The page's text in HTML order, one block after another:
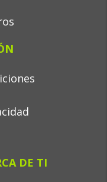
DE TI